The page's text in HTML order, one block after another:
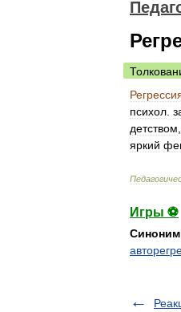
психол
детством
яркий
Игры ⚽